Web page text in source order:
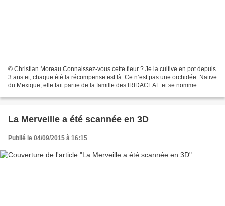
© Christian Moreau Connaissez-vous cette fleur ? Je la cultive en pot depuis
3 ans et, chaque été la récompense est là. Ce n’est pas une orchidée. Native
du Mexique, elle fait partie de la famille des IRIDACEAE et se nomme :
La Merveille a été scannée en 3D
Publié le 04/09/2015 à 16:15